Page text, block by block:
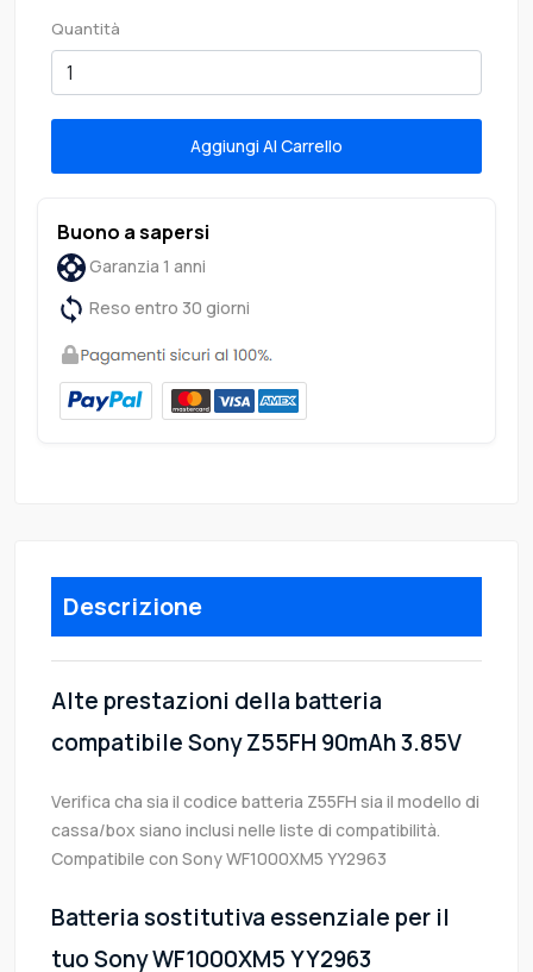
Quantità
Aggiungi Al Carrello
Buono a sapersi
Garanzia 1 anni
Reso entro 30 giorni
Descrizione
Alte prestazioni della batteria
compatibile Sony Z55FH 90mAh 3.85V
Verifica cha sia il codice batteria Z55FH sia il modello di
cassa/box siano inclusi nelle liste di compatibilità.
Compatibile con Sony WF1000XM5 YY2963
Batteria sostitutiva essenziale per il
tuo Sony WF1000XM5 YY2963